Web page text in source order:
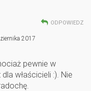
ODPOWIEDZ
2017
pewnie w
właścicieli :). Nie